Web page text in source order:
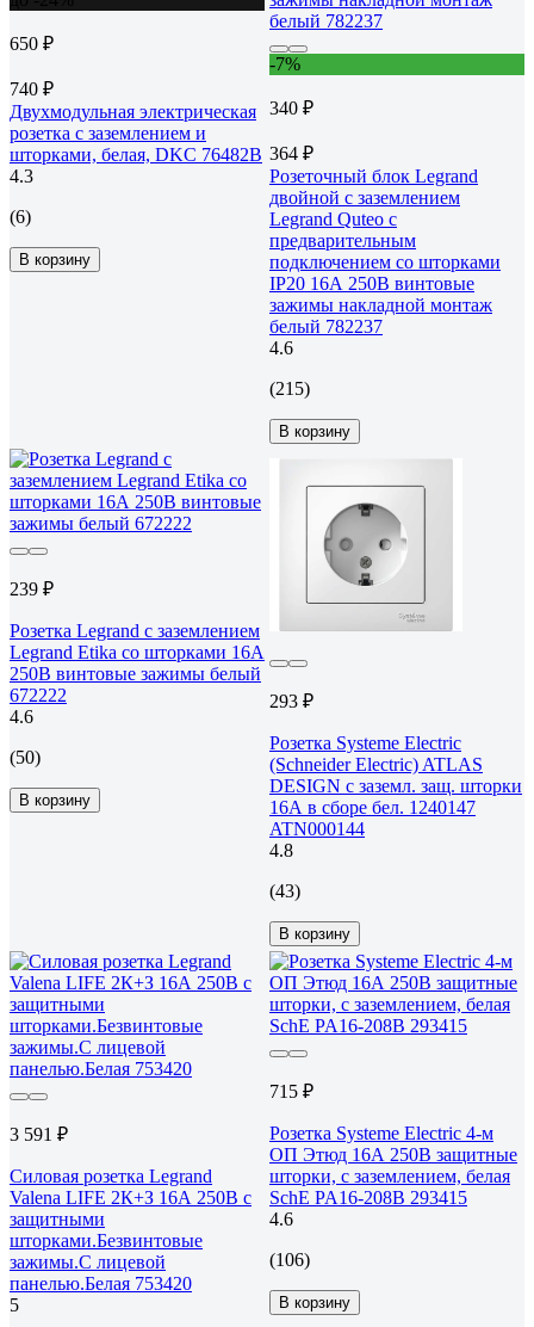
650 ₽
740 ₽
Двухмодульная электрическая
розетка с заземлением и
шторками, белая, DKC 76482B
4.3
(6)
В корзину
-7%
340 ₽
364 ₽
Розеточный блок Legrand
двойной с заземлением
Legrand Quteo с
предварительным
подключением со шторками
IP20 16А 250В винтовые
зажимы накладной монтаж
белый 782237
4.6
(215)
В корзину
239 ₽
Розетка Legrand с заземлением
Legrand Etika со шторками 16А
250В винтовые зажимы белый
672222
4.6
(50)
В корзину
293 ₽
Розетка Systeme Electric
(Schneider Electric) ATLAS
DESIGN с заземл. защ. шторки
16А в сборе бел. 1240147
ATN000144
4.8
(43)
В корзину
3 591 ₽
Силовая розетка Legrand
Valena LIFE 2К+З 16А 250В с
защитными
шторками.Безвинтовые
зажимы.С лицевой
панелью.Белая 753420
5
715 ₽
Розетка Systeme Electric 4-м
ОП Этюд 16А 250В защитные
шторки, с заземлением, белая
SchE PA16-208B 293415
4.6
(106)
В корзину